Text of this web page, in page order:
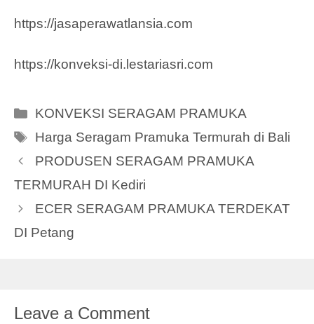
https://jasaperawatlansia.com
https://konveksi-di.lestariasri.com
Categories
KONVEKSI SERAGAM PRAMUKA
Tags
Harga Seragam Pramuka Termurah di Bali
PRODUSEN SERAGAM PRAMUKA
TERMURAH DI Kediri
ECER SERAGAM PRAMUKA TERDEKAT
DI Petang
Leave a Comment